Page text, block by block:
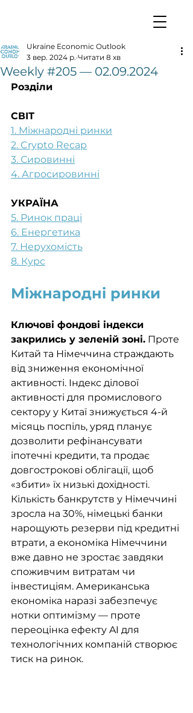
Weekly #205 — 02.09.2024
Ukraine Economic Outlook
3 вер. 2024 р. Читати 8 хв
Розділи
СВІТ
1. Міжнародні ринки
2. Crypto Recap
3. Сировинні
4. Агросировинні
УКРАЇНА
5. Ринок праці
6. Енергетика
7. Нерухомість
8. Курс
Міжнародні ринки
Ключові фондові індекси
закрились у зеленій зоні. Проте
Китай та Німеччина страждають
від зниження економічної
активності. Індекс ділової
активності для промислового
сектору у Китаї знижується 4-й
місяць поспіль, уряд планує
дозволити рефінансувати
іпотечні кредити, та продає
довгострокові облігації, щоб
«збити» їх низькі дохідності.
Кількість банкрутств у Німеччині
зросла на 30%, німецькі банки
нарощують резерви під кредитні
втрати, а економіка Німеччини
вже давно не зростає завдяки
споживчим витратам чи
інвестиціям. Американська
економіка наразі забезпечує
нотки оптимізму — проте
переоцінка ефекту AI для
технологічних компаній створює
тиск на ринок.